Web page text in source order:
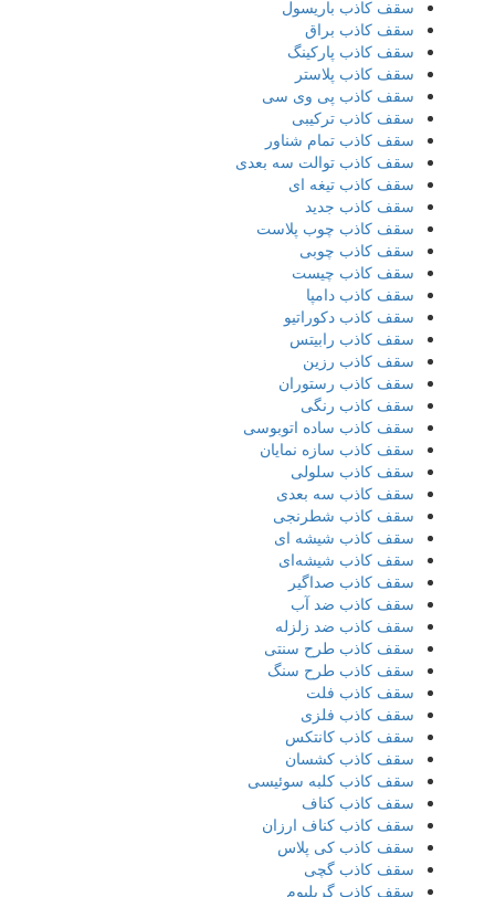
سقف کاذب باریسول
سقف کاذب براق
سقف کاذب پارکینگ
سقف کاذب پلاستر
سقف کاذب پی وی سی
سقف کاذب ترکیبی
سقف کاذب تمام شناور
سقف کاذب توالت سه بعدی
سقف کاذب تیغه ای
سقف کاذب جدید
سقف کاذب چوب پلاست
سقف کاذب چوبی
سقف کاذب چیست
سقف کاذب دامپا
سقف کاذب دکوراتیو
سقف کاذب رابیتس
سقف کاذب رزین
سقف کاذب رستوران
سقف کاذب رنگی
سقف کاذب ساده اتوبوسی
سقف کاذب سازه نمایان
سقف کاذب سلولی
سقف کاذب سه بعدی
سقف کاذب شطرنجی
سقف کاذب شیشه ای
سقف کاذب شیشه‌ای
سقف کاذب صداگیر
سقف کاذب ضد آب
سقف کاذب ضد زلزله
سقف کاذب طرح سنتی
سقف کاذب طرح سنگ
سقف کاذب فلت
سقف کاذب فلزی
سقف کاذب کانتکس
سقف کاذب کشسان
سقف کاذب کلبه سوئیسی
سقف کاذب کناف
سقف کاذب کناف ارزان
سقف کاذب کی پلاس
سقف کاذب گچی
سقف کاذب گریلیوم